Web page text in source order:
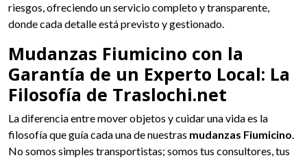
riesgos, ofreciendo un servicio completo y transparente,
donde cada detalle está previsto y gestionado.
Mudanzas Fiumicino con la
Garantía de un Experto Local: La
Filosofía de Traslochi.net
La diferencia entre mover objetos y cuidar una vida es la
filosofía que guía cada una de nuestras mudanzas Fiumicino.
No somos simples transportistas; somos tus consultores, tus